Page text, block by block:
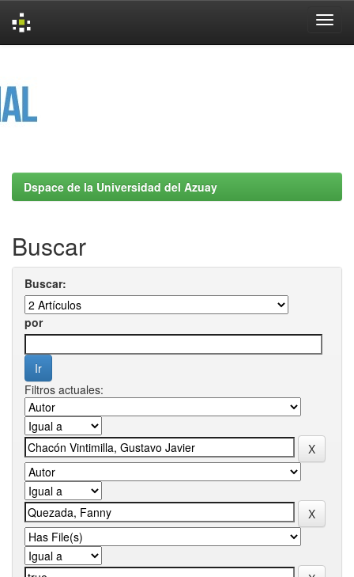
Dspace de la Universidad del Azuay
Buscar
Buscar:
por
Filtros actuales: